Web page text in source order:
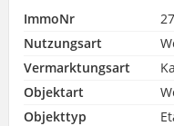
ImmoNr
27
Nutzungsart
Vermarktungsart
Objektart
Objekttyp